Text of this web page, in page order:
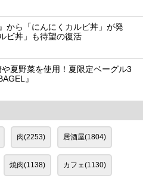
から「にんにくカルビ丼」が発
ビ丼」も待望の復活
夏野菜を使用！夏限定ベーグル3
』
肉(2253) 居酒屋(1804)
焼肉(1138) カフェ(1130)